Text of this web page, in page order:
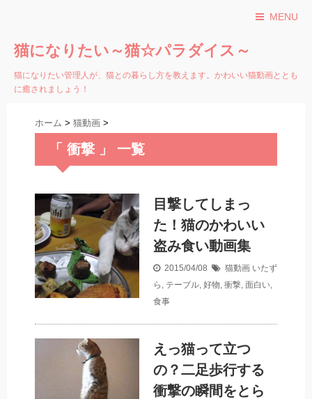
MENU
猫になりたい～猫☆パラダイス～
猫になりたい管理人が、猫との暮らし方を教えます。かわいい猫動画ととも
に癒されましょう！
ホーム > 猫動画 >
「 衝撃 」 一覧
目撃してしまっ
た！猫のかわいい
盗み食い動画集
2015/04/08 猫動画 いたず
ら , テーブル, 好物, 衝撃, 面白い,
食事
えっ猫って立つ
の？二足歩行する
衝撃の瞬間をとら